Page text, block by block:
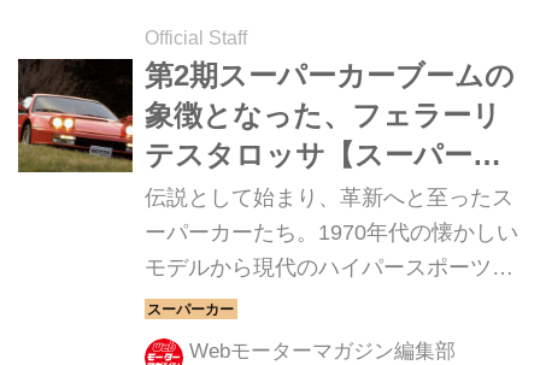
Official Staff
第2期スーパーカーブームの
象徴となった、フェラーリ
テスタロッサ【スーパーカ
ークロニクル・完全版／
022】
伝説として始まり、革新へと至ったス
ーパーカーたち。1970年代の懐かしい
モデルから現代のハイパースポーツま
で紹介していこう。今回は、フェラー
リ テスタロッサだ。
Webモーターマガジン編集部